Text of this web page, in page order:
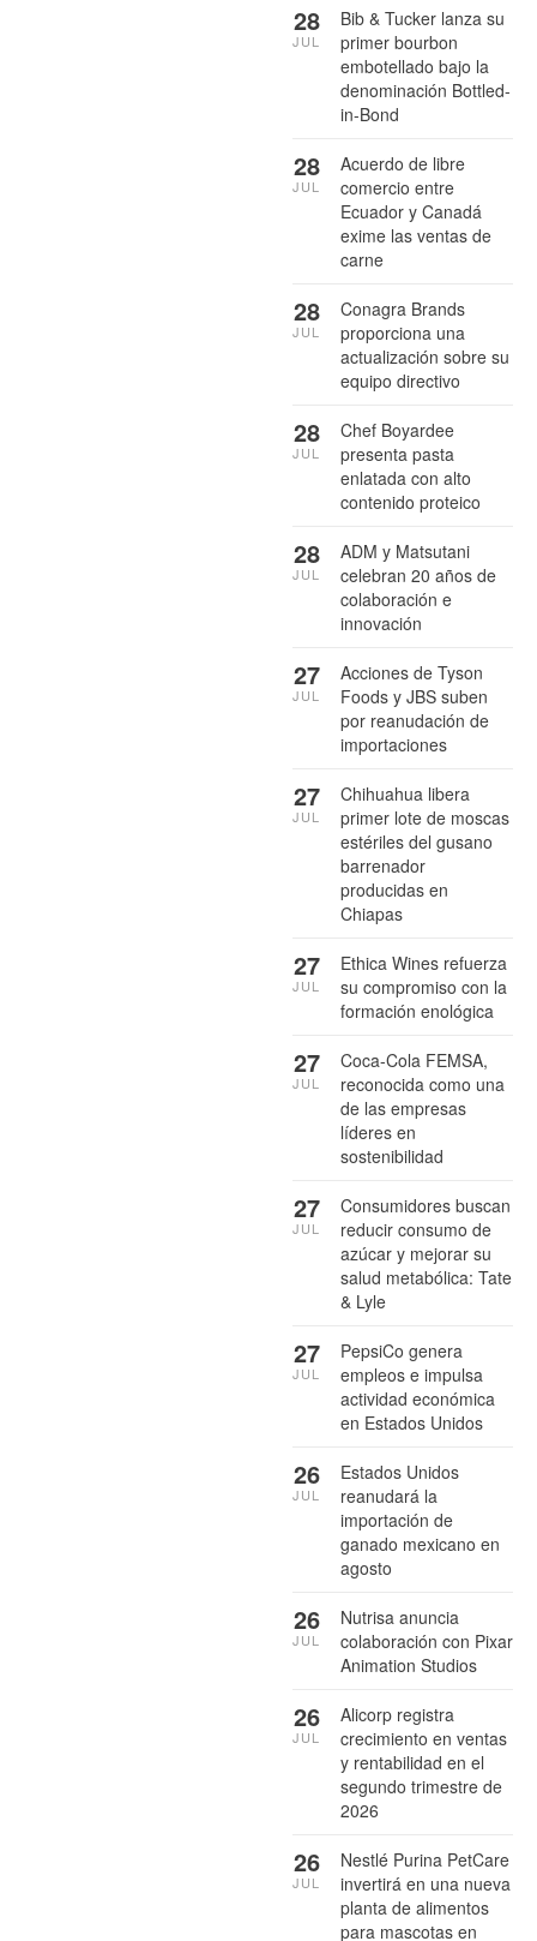
Bib & Tucker lanza su
primer bourbon
embotellado bajo la
denominación Bottled-
in-Bond
28
JUL
Acuerdo de libre
comercio entre
Ecuador y Canadá
exime las ventas de
carne
28
JUL
Conagra Brands
proporciona una
actualización sobre su
equipo directivo
28
JUL
Chef Boyardee
presenta pasta
enlatada con alto
contenido proteico
28
JUL
ADM y Matsutani
celebran 20 años de
colaboración e
innovación
28
JUL
Acciones de Tyson
Foods y JBS suben
por reanudación de
importaciones
27
JUL
Chihuahua libera
primer lote de moscas
estériles del gusano
barrenador
producidas en
Chiapas
27
JUL
Ethica Wines refuerza
su compromiso con la
formación enológica
27
JUL
Coca-Cola FEMSA,
reconocida como una
de las empresas
líderes en
sostenibilidad
27
JUL
Consumidores buscan
reducir consumo de
azúcar y mejorar su
salud metabólica: Tate
& Lyle
27
JUL
PepsiCo genera
empleos e impulsa
actividad económica
en Estados Unidos
27
JUL
Estados Unidos
reanudará la
importación de
ganado mexicano en
agosto
26
JUL
Nutrisa anuncia
colaboración con Pixar
Animation Studios
26
JUL
Alicorp registra
crecimiento en ventas
y rentabilidad en el
segundo trimestre de
2026
26
JUL
Nestlé Purina PetCare
invertirá en una nueva
planta de alimentos
para mascotas en
26
JUL